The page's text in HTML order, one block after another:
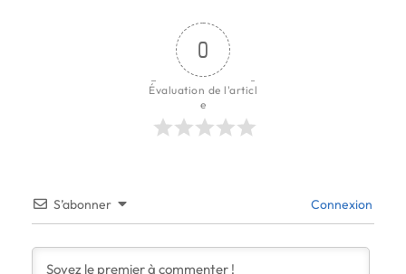
0
Évaluation de l'articl
e
S’abonner Connexion